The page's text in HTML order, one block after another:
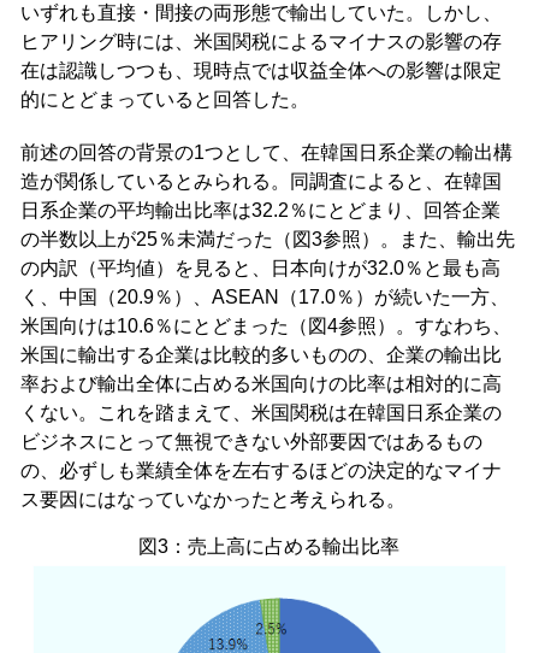
いずれも直接・間接の両形態で輸出していた。しかし、
ヒアリング時には、米国関税によるマイナスの影響の存
在は認識しつつも、現時点では収益全体への影響は限定
的にとどまっていると回答した。
前述の回答の背景の1つとして、在韓国日系企業の輸出構
造が関係しているとみられる。同調査によると、在韓国
日系企業の平均輸出比率は32.2％にとどまり、回答企業
の半数以上が25％未満だった（図3参照）。また、輸出先
の内訳（平均値）を見ると、日本向けが32.0％と最も高
く、中国（20.9％）、ASEAN（17.0％）が続いた一方、
米国向けは10.6％にとどまった（図4参照）。すなわち、
米国に輸出する企業は比較的多いものの、企業の輸出比
率および輸出全体に占める米国向けの比率は相対的に高
くない。これを踏まえて、米国関税は在韓国日系企業の
ビジネスにとって無視できない外部要因ではあるもの
の、必ずしも業績全体を左右するほどの決定的なマイナ
ス要因にはなっていなかったと考えられる。
図3：売上高に占める輸出比率